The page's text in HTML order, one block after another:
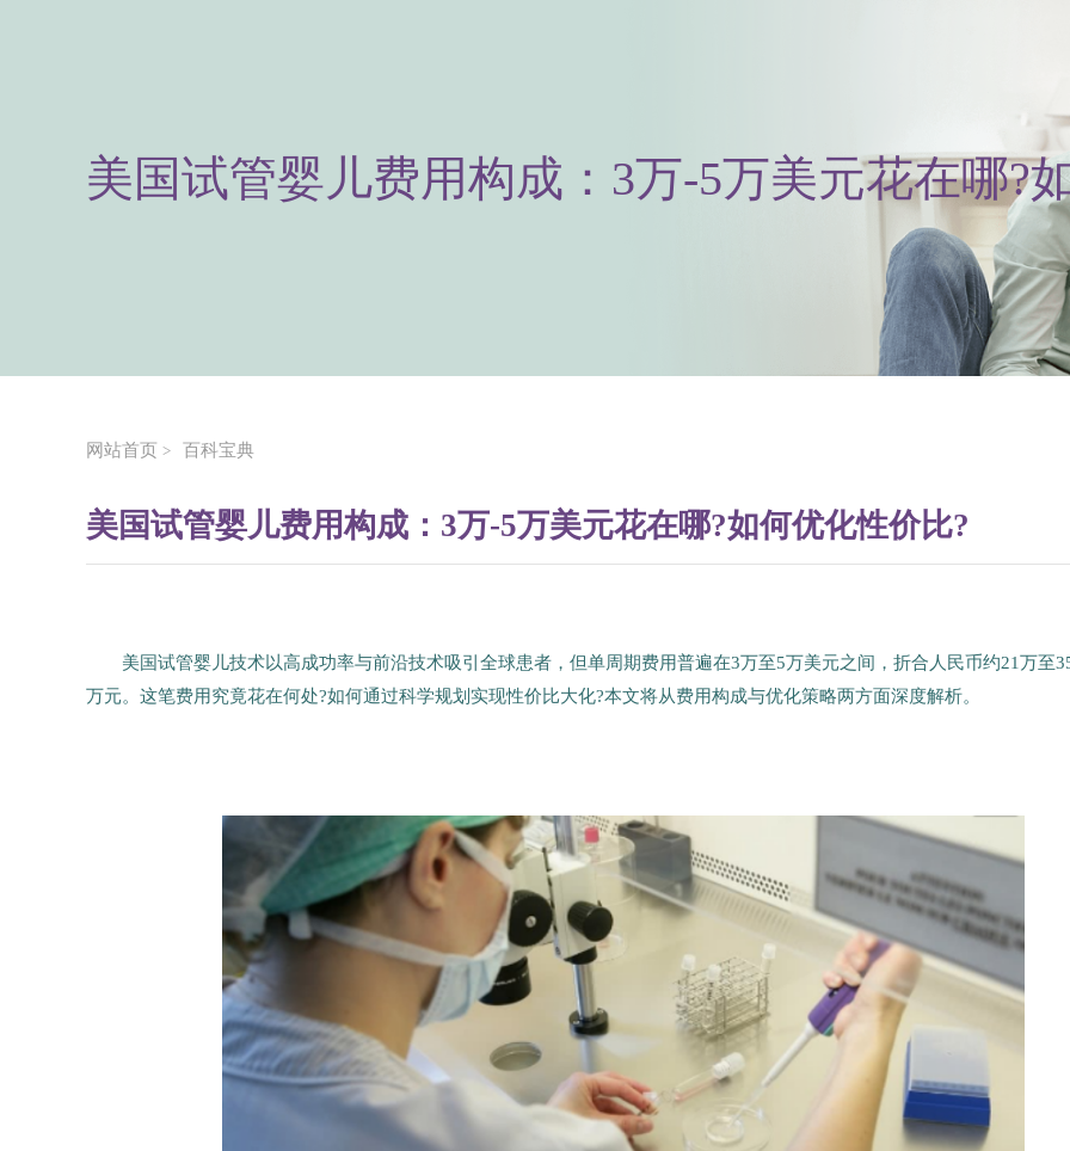
美国试管婴儿费用构成：3万-5万美元花在哪?
网站首页 > 百科宝典
美国试管婴儿费用构成：3万-5万美元花在哪?如何优化性价比?
美国试管婴儿技术以高成功率与前沿技术吸引全球患者，但单周期费用普遍在3万至5万美元之间，折合人民币约21万至
万元。这笔费用究竟花在何处?如何通过科学规划实现性价比大化?本文将从费用构成与优化策略两方面深度解析。